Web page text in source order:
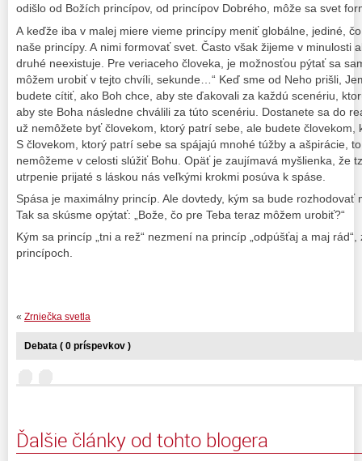
odišlo od Božích princípov, od princípov Dobrého, môže sa svet
A keďže iba v malej miere vieme princípy meniť globálne, jediné,
naše princípy. A nimi formovať svet. Často však žijeme v minulosti
druhé neexistuje. Pre veriaceho človeka, je možnosťou pýtať sa
môžem urobiť v tejto chvíli, sekunde…“ Keď sme od Neho prišli,
budete cítiť, ako Boh chce, aby ste ďakovali za každú scenériu,
aby ste Boha následne chválili za túto scenériu. Dostanete sa do
už nemôžete byť človekom, ktorý patrí sebe, ale budete
S človekom, ktorý patrí sebe sa spájajú mnohé túžby a ašpirácie,
nemôžeme v celosti slúžiť Bohu. Opäť je zaujímavá myšlienka, že
utrpenie prijaté s láskou nás veľkými krokmi posúva k spáse.
Spása je maximálny princíp. Ale dovtedy, kým sa bude
Tak sa skúsme opýtať: „Bože, čo pre Teba teraz môžem urobiť?“
Kým sa princíp „tni a rež“ nezmení na princíp „odpúšťaj a maj
princípoch.
« Zrniečka svetla
Debata ( 0 príspevkov )
Ďalšie články od tohto blogera